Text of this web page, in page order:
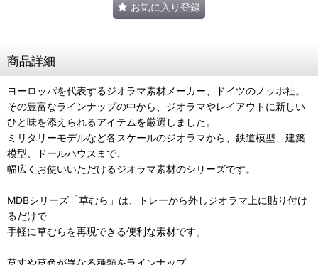
お気に入り登録
商品詳細
ヨーロッパを代表するジオラマ素材メーカー、ドイツのノッホ社。
その豊富なラインナップの中から、ジオラマやレイアウトに新しい
ひと味を添えられるアイテムを厳選しました。
ミリタリーモデルなど各スケールのジオラマから、鉄道模型、建築
模型、ドールハウスまで、
幅広くお使いいただけるジオラマ素材のシリーズです。
MDBシリーズ「草むら」は、トレーから外しジオラマ上に貼り付け
るだけで
手軽に草むらを再現できる便利な素材です。
草丈や草色が異なる種類をラインナップ。